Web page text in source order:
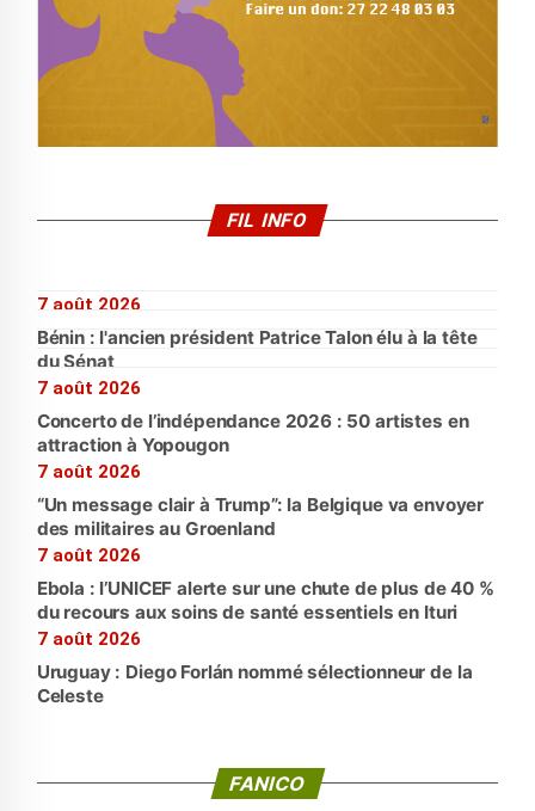
FIL INFO
7 août 2026
Bénin : l'ancien président Patrice Talon élu à la tête
du Sénat
7 août 2026
Concerto de l’indépendance 2026 : 50 artistes en
attraction à Yopougon
7 août 2026
“Un message clair à Trump”: la Belgique va envoyer
des militaires au Groenland
7 août 2026
Ebola : l’UNICEF alerte sur une chute de plus de 40 %
du recours aux soins de santé essentiels en Ituri
7 août 2026
Uruguay : Diego Forlán nommé sélectionneur de la
Celeste
FANICO